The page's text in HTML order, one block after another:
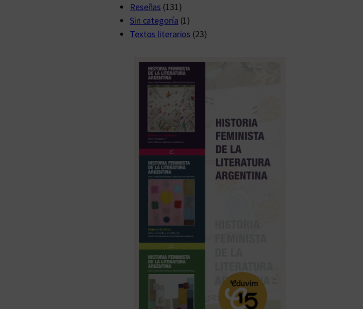
Reseñas (131)
Sin categoría (1)
Textos literarios (23)